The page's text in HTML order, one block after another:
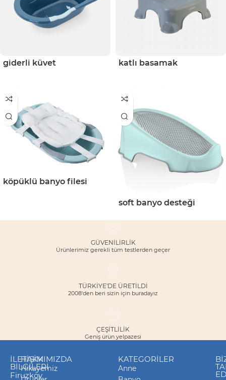
giderli küvet katlı basamak
köpüklü banyo filesi
soft banyo desteği
GÜVENILIRLIK
Ürünlerimiz gerekli tüm testlerden geçer
TÜRKİYE'DE ÜRETİLDİ
2008'den beri sizin için buradayız
ÇEŞITLILIK
Geniş ürün yelpazesi
İLETIŞIM
BILGILERI
Firuzköy
HAKKIMIZDA
Hikayemiz
KATEGORILER
Anne